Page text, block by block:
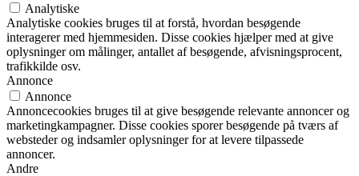
Analytiske
Analytiske cookies bruges til at forstå, hvordan besøgende
interagerer med hjemmesiden. Disse cookies hjælper med at give
oplysninger om målinger, antallet af besøgende, afvisningsprocent,
trafikkilde osv.
Annonce
Annonce
Annoncecookies bruges til at give besøgende relevante annoncer og
marketingkampagner. Disse cookies sporer besøgende på tværs af
websteder og indsamler oplysninger for at levere tilpassede
annoncer.
Andre